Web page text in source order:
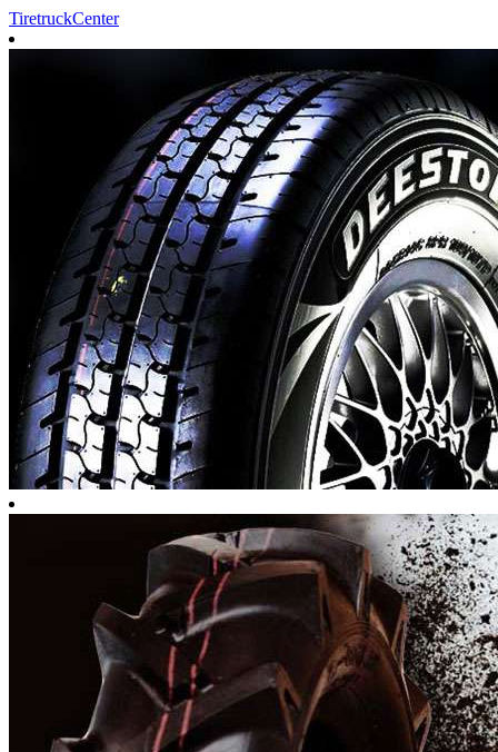
TiretruckCenter